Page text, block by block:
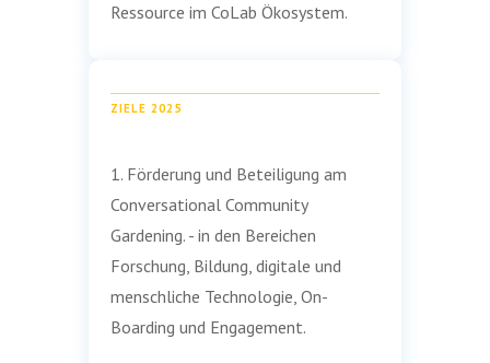
Ressource im CoLab Ökosystem.
ZIELE 2025
1. Förderung und Beteiligung am
Conversational Community
Gardening. - in den Bereichen
Forschung, Bildung, digitale und
menschliche Technologie, On-
Boarding und Engagement.